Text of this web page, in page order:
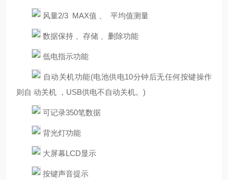
风量2/3 MAX值 、 平均值测量
数据保持 、存储 、删除功能
低电指示功能
自动关机功能(电池供电10分钟后无任何按键操作
则自 动关机 ， USB供电不自动关机。 )
可记录350笔数据
背光灯功能
大屏幕LCD显示
按键声音提示